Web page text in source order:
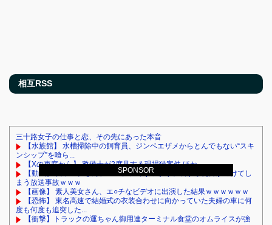
SPONSOR
相互RSS
三十路女子の仕事と恋、その先にあった本音
【水族館】 水槽掃除中の飼育員、ジンベエザメからとんでもない“スキ
ンシップ”を喰ら...
【Xの車窓から】 整備士が2度見する現場猫案件 ほか
【動画】 女子アナさん、ノーブラでうっかり衣装から乳首が透けてし
まう放送事故ｗｗｗ
【画像】 素人美女さん、エ○チなビデオに出演した結果ｗｗｗｗｗｗ
【恐怖】 東名高速で結婚式の衣装合わせに向かっていた夫婦の車に何
度も何度も追突した...
【衝撃】トラックの運ちゃん御用達ターミナル食堂のオムライスが強